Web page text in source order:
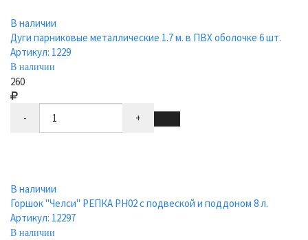
В наличии
Дуги парниковые металлические 1.7 м. в ПВХ оболочке 6 шт.
Артикул: 1229
В наличии
260
- +
В наличии
Горшок "Челси" РЕПКА РН02 с подвеской и поддоном 8 л.
Артикул: 12297
В наличии